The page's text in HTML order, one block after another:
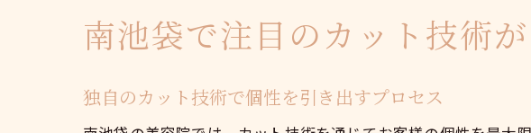
南池袋での
南池袋で注目のカット技術
独自のカット技術で個性を引き出すプロセス